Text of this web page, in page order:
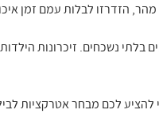
הזדרזו לבלות עמם זמן
נשכחים. זיכרונות
לכם מבחר אטרקציות